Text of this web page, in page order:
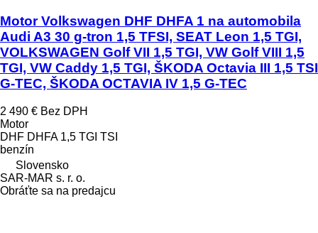
Motor Volkswagen DHF DHFA 1 na automobila
Audi A3 30 g-tron 1,5 TFSI, SEAT Leon 1,5 TGI,
VOLKSWAGEN Golf VII 1,5 TGI, VW Golf VIII 1,5
TGI, VW Caddy 1,5 TGI, ŠKODA Octavia III 1,5 TSI
G-TEC, ŠKODA OCTAVIA IV 1,5 G-TEC
2 490 € Bez DPH
Motor
DHF DHFA 1,5 TGI TSI
benzín
Slovensko
SAR-MAR s. r. o.
Obráťte sa na predajcu